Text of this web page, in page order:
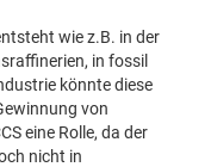
wie z.B. in der
in fossil
könnte diese
von
eine Rolle, da der
nicht in